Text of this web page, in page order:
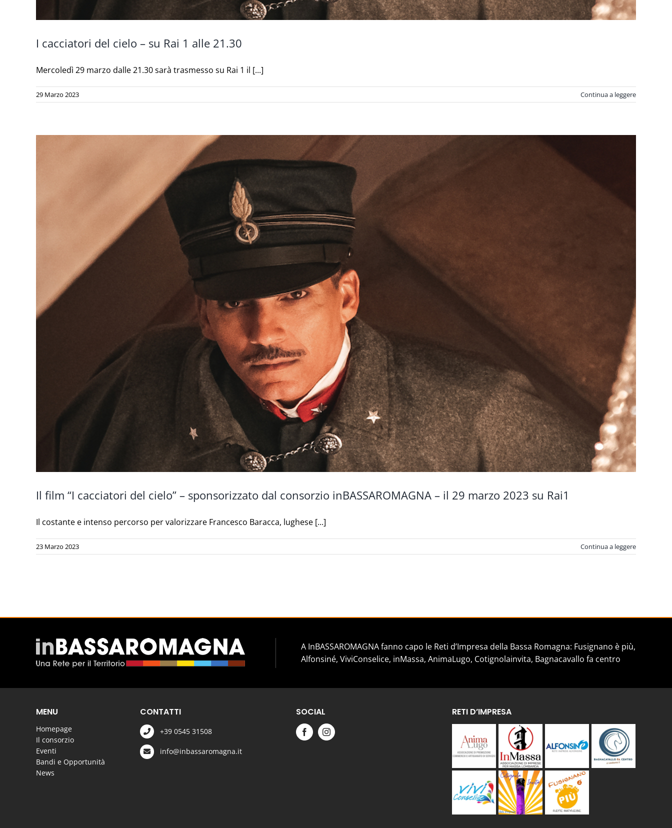
I cacciatori del cielo – su Rai 1 alle 21.30
Mercoledì 29 marzo dalle 21.30 sarà trasmesso su Rai 1 il [...]
29 Marzo 2023 Continua a leggere
Il film “I cacciatori del cielo” – sponsorizzato dal consorzio inBASSAROMAGNA – il 29 marzo 2023 su Rai1
Il costante e intenso percorso per valorizzare Francesco Baracca, lughese [...]
23 Marzo 2023 Continua a leggere
A InBASSAROMAGNA fanno capo le Reti d’Impresa della Bassa Romagna: Fusignano è più,
Alfonsiné, ViviConselice, inMassa, AnimaLugo, Cotignolainvita, Bagnacavallo fa centro
MENU
Homepage
Il consorzio
Eventi
Bandi e Opportunità
News
CONTATTI
+39 0545 31508
info@inbassaromagna.it
SOCIAL RETI D’IMPRESA